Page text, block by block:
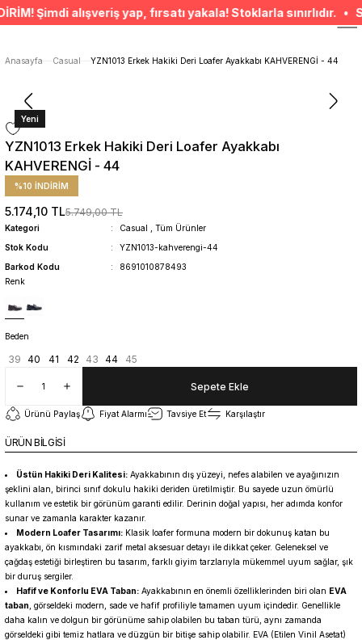
Şimdi alışveriş yap, fırsatı yakala! Stoklarla sınırlıdır. •
ÜCRETSİZ TESLİMAT İMKANI
SÜRDÜRÜLEBİLİR ÜRÜNLER
SÜRDÜRÜLEBİLİR ÜRÜNLER
Anasayfa Casual YZN1013 Erkek Hakiki Deri Loafer Ayakkabı KAHVERENGİ - 44
Yeni
YZN1013 Erkek Hakiki Deri Loafer Ayakkabı
KAHVERENGİ - 44
%10 İNDİRİM
5.174,10 TL5.749,00 TL
Kategori Casual
Tüm Ürünler
Stok Kodu
YZN1013-kahverengi-44
Barkod Kodu
8691010878493
Renk
Beden
39 40 41 42 43 44 45
Sepete Ekle
Ürünü Paylaş Fiyat Alarmı Tavsiye Et Karşılaştır
ÜRÜN BİLGİSİ
Üstün Hakiki Deri Kalitesi: Ayakkabının dış yüzeyi, nefes alabilen ve ayağınızın
şeklini alan, birinci sınıf dokulu hakiki deriden üretilmiştir. Bu sayede uzun ömürlü
kullanım ve estetik bir görünüm garanti edilir. Derinin doğal yapısı, her adımda konfor
sunar ve zamanla karakter kazanır.
Modern Loafer Tasarımı: Klasik loafer formuna modern bir dokunuş katan bu
ayakkabı, ön kısmındaki zarif metal aksesuar detayı ile dikkat çeker. Geleneksel ve
çağdaş estetiği birleştiren bu tasarım, farklı giyim tarzlarıyla mükemmel uyum sağlar, şık
bir duruş sergiler.
Hafif ve Konforlu EVA Taban: Ayakkabının en önemli özelliklerinden biri olan EVA
taban , görseldeki modern, sade ve hafif profiliyle tamamen uyum içindedir. Genellikle
daha kalın ve dolgun bir görünüme sahip olabilen bu taban türü, aynı zamanda
görseldeki gibi temiz hatlara ve düzgün bir bitişe sahip olabilir. EVA (Etilen Vinil Asetat)